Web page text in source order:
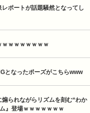
レポートが話題騒然となってし
ｗｗｗｗｗｗｗｗ
となったポーズがこちらwww
煽られながらリズムを刻む“わか
』登場ｗｗｗｗｗｗｗ